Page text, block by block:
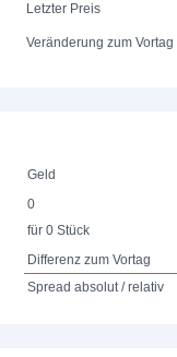
Letzter Preis
Veränderung zum Vortag
Geld
0
für 0 Stück
Differenz zum Vortag
Spread absolut / relativ